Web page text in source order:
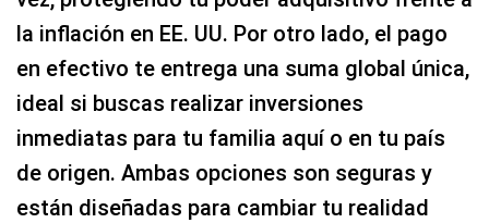
la inflación en EE. UU. Por otro lado, el pago
en efectivo te entrega una suma global única,
ideal si buscas realizar inversiones
inmediatas para tu familia aquí o en tu país
de origen. Ambas opciones son seguras y
están diseñadas para cambiar tu realidad